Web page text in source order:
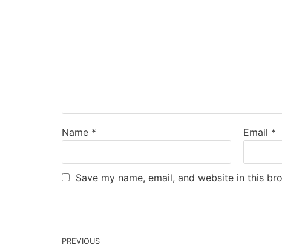
Name * Email *
Save my name, email, and website in this
PREVIOUS